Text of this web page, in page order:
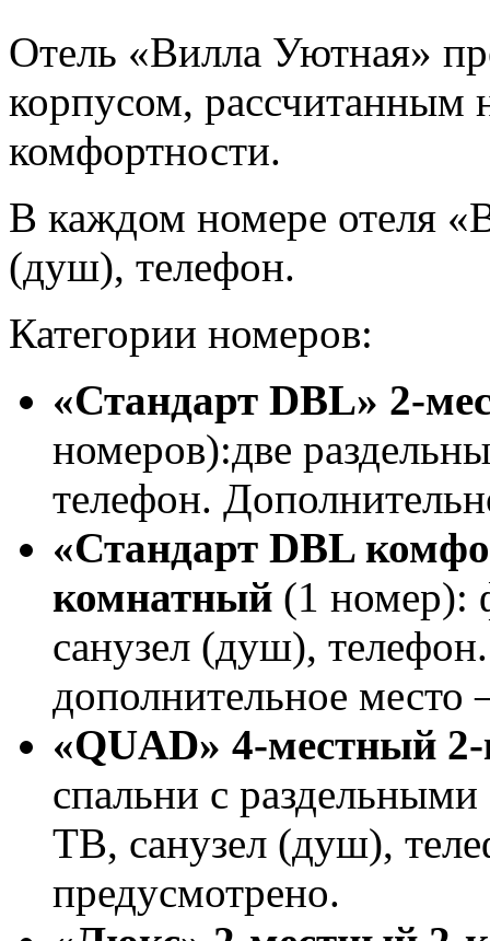
Отель «Вилла Уютная»
корпусом, рассчитанным
комфортности.
В каждом номере отеля
(душ), телефон.
Категории номеров:
«Стандарт DBL» 2-
номеров):две
телефон.
«Стандарт DBL
комнатный (1 номер):
санузел (душ),
дополнительное
«QUAD» 4-местный
спальни с
ТВ, санузел (душ),
предусмотрено.